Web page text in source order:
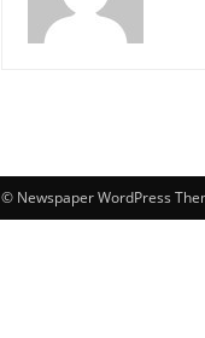
© Newspaper WordPress